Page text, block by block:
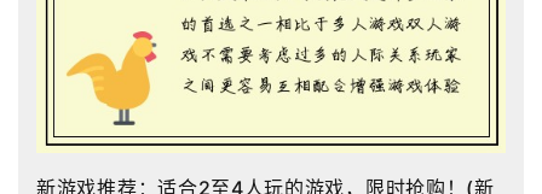
新游戏推荐：适合2至4人玩的游戏，限时抢购！(新